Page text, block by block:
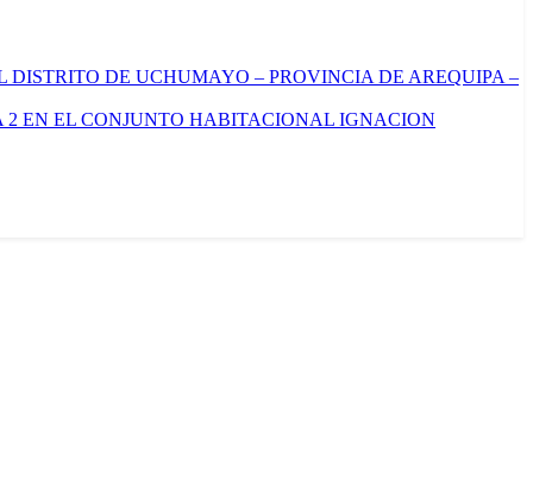
DISTRITO DE UCHUMAYO – PROVINCIA DE AREQUIPA –
EN EL CONJUNTO HABITACIONAL IGNACION